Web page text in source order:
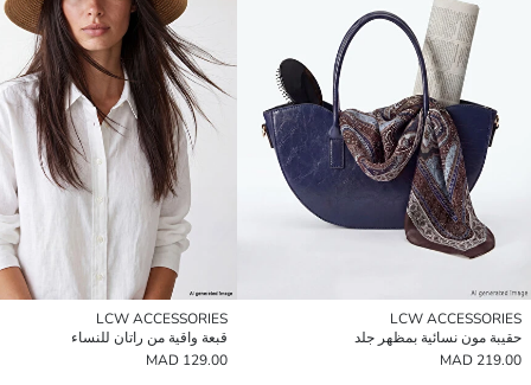
LCW ACCESSORIES
حقيبة مون نسائية بمظهر جلد
219.00 MAD
LCW ACCESSORIES
قبعة واقية من راتان للنساء
129.00 MAD